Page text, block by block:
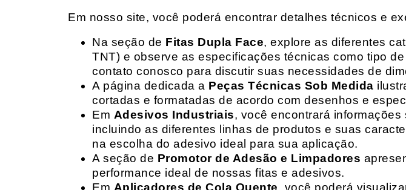
Em nosso site, você poderá encontrar detalhes técnicos e
Na seção de Fitas Dupla Face, explore as diferentes
TNT) e observe as especificações técnicas como tipo
contato conosco para discutir suas necessidades de
A página dedicada a Peças Técnicas Sob Medida
cortadas e formatadas de acordo com desenhos e
Em Adesivos Industriais, você encontrará informações
incluindo as diferentes linhas de produtos e suas
na escolha do adesivo ideal para sua aplicação.
A seção de Promotor de Adesão e Limpadores
performance ideal de nossas fitas e adesivos.
Em Aplicadores de Cola Quente, você poderá